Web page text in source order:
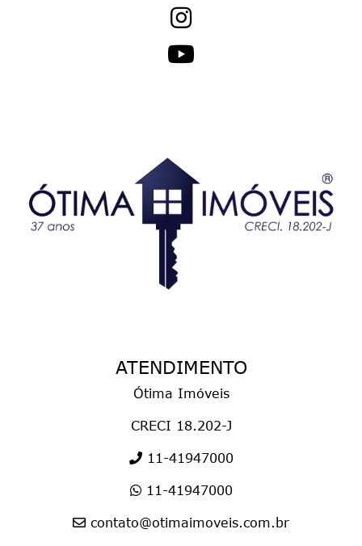
ATENDIMENTO
Ótima Imóveis
CRECI 18.202-J
11-41947000
11-41947000
contato@otimaimoveis.com.br